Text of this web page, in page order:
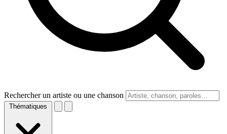
Rechercher un artiste ou une chanson
Thématiques